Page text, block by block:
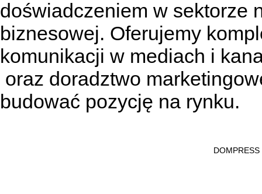
doświadczeniem w sektorze
biznesowej. Oferujemy
komunikacji w mediach i
oraz doradztwo
budować pozycję na rynku.